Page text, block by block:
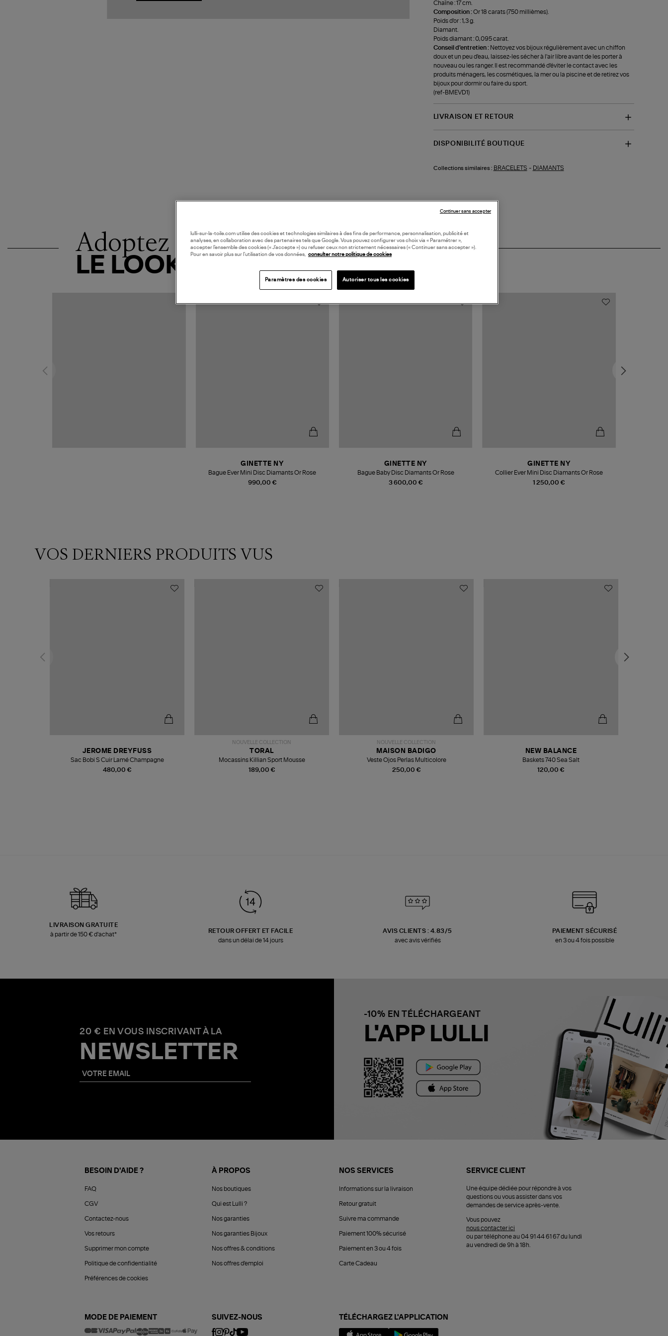
Chaîne : 17 cm.
Composition :Or 18 carats (750 millièmes).
Poids d'or : 1,3 g.
Diamant.
Poids diamant : 0,095 carat.
Conseil d'entretien : Nettoyez vos bijoux régulièrement avec un chiffon
doux et un peu d'eau, laissez-les sécher à l'air libre avant de les porter à
nouveau ou les ranger. Il est recommandé d'éviter le contact avec les
produits ménagers, les cosmétiques, la mer ou la piscine et de retirez vos
bijoux pour dormir ou faire du sport.
(ref-BMEVD1)
LIVRAISON ET RETOUR
DISPONIBILITÉ BOUTIQUE
Collections similaires : BRACELETS - DIAMANTS
Adoptez
LE LOOK
990,00 €
GINETTE NY
Bague Ever Mini Disc Diamants Or Rose
3 600,00 €
GINETTE NY
Bague Baby Disc Diamants Or Rose
1 250,00 €
GINETTE NY
Collier Ever Mini Disc Diamants Or Rose
VOS DERNIERS PRODUITS VUS
480,00 €
JEROME DREYFUSS
Sac Bobi S Cuir Lamé Champagne
NOUVELLE COLLECTION
189,00 €
TORAL
Mocassins Killian Sport Mousse
NOUVELLE COLLECTION
250,00 €
MAISON BADIGO
Veste Ojos Perlas Multicolore
120,00 €
NEW BALANCE
Baskets 740 Sea Salt
LIVRAISON GRATUITE
à partir de 150 € d'achat*
RETOUR OFFERT ET FACILE
dans un délai de 14 jours
AVIS CLIENTS : 4.83/5
avec avis vérifiés
PAIEMENT SÉCURISÉ
en 3 ou 4 fois possible
20 € EN VOUS INSCRIVANT À LA
NEWSLETTER
-10% EN TÉLÉCHARGEANT
L'APP LULLI
BESOIN D'AIDE ?
FAQ
CGV
Contactez-nous
Vos retours
Supprimer mon compte
Politique de confidentialité
Préférences de cookies
À PROPOS
Nos boutiques
Qui est Lulli ?
Nos garanties
Nos garanties Bijoux
Nos offres & conditions
Nos offres d'emploi
NOS SERVICES
Informations sur la livraison
Retour gratuit
Suivre ma commande
Paiement 100% sécurisé
Paiement en 3 ou 4 fois
Carte Cadeau
SERVICE CLIENT
Une équipe dédiée pour répondre à vos
questions ou vous assister dans vos
demandes de service après-vente.
Vous pouvez
nous contacter ici
ou par téléphone au 04 91 44 61 67 du lundi
au vendredi de 9h à 18h.
MODE DE PAIEMENT SUIVEZ-NOUS TÉLÉCHARGEZ L'APPLICATION
lulli-sur-la-toile.com utilise des cookies et technologies similaires à des fins de performance, personnalisation, publicité et
analyses, en collaboration avec des partenaires tels que Google. Vous pouvez configurer vos choix via « Paramétrer »,
accepter l’ensemble des cookies (« J’accepte ») ou refuser ceux non strictement nécessaires (« Continuer sans accepter »).
Pour en savoir plus sur l’utilisation de vos données, consulter notre politique de cookies
Paramètres des cookies Autoriser tous les cookies
Continuer sans accepter